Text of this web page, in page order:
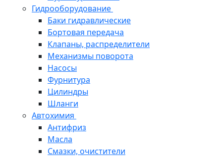
Гидрооборудование
Баки гидравлические
Бортовая передача
Клапаны, распределители
Механизмы поворота
Насосы
Фурнитура
Цилиндры
Шланги
Автохимия
Антифриз
Масла
Смазки, очистители